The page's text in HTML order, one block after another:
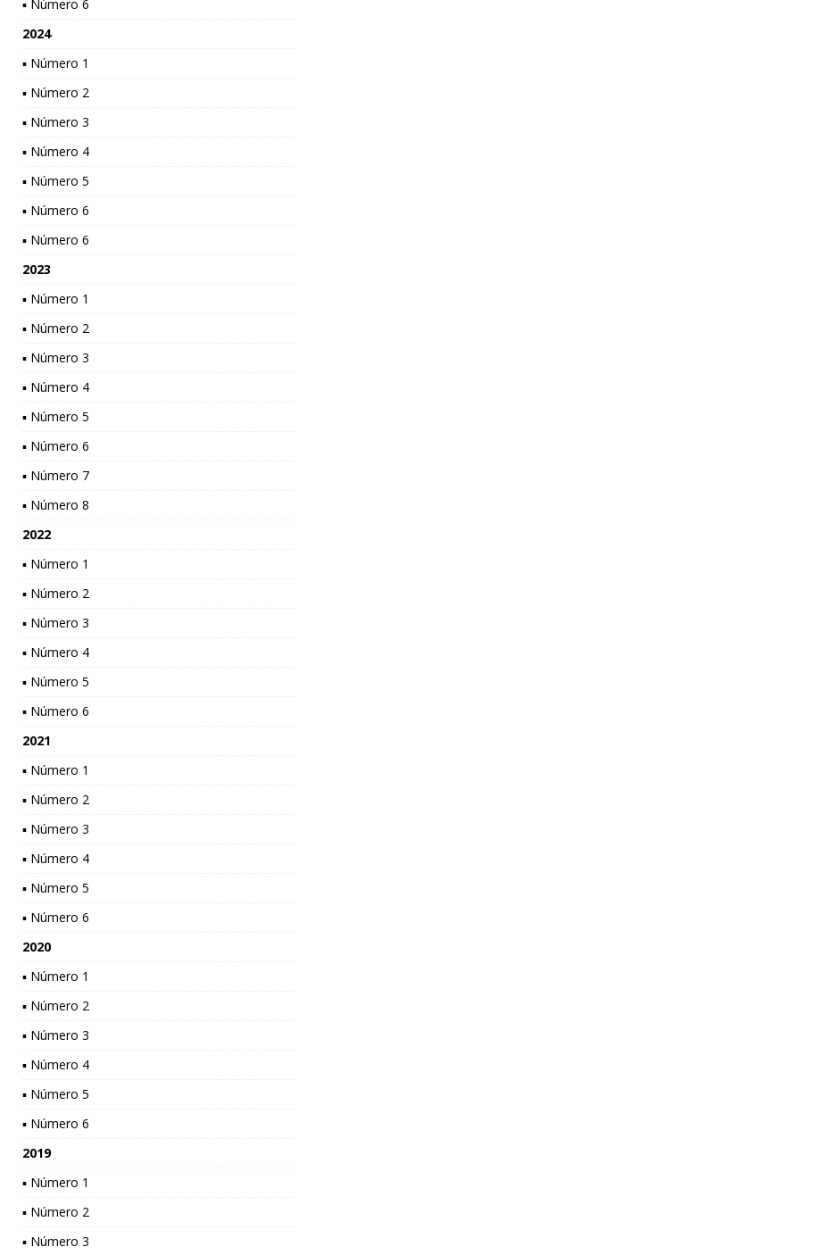
▪ Número 6
2024
▪ Número 1
▪ Número 2
▪ Número 3
▪ Número 4
▪ Número 5
▪ Número 6
▪ Número 6
2023
▪ Número 1
▪ Número 2
▪ Número 3
▪ Número 4
▪ Número 5
▪ Número 6
▪ Número 7
▪ Número 8
2022
▪ Número 1
▪ Número 2
▪ Número 3
▪ Número 4
▪ Número 5
▪ Número 6
2021
▪ Número 1
▪ Número 2
▪ Número 3
▪ Número 4
▪ Número 5
▪ Número 6
2020
▪ Número 1
▪ Número 2
▪ Número 3
▪ Número 4
▪ Número 5
▪ Número 6
2019
▪ Número 1
▪ Número 2
▪ Número 3